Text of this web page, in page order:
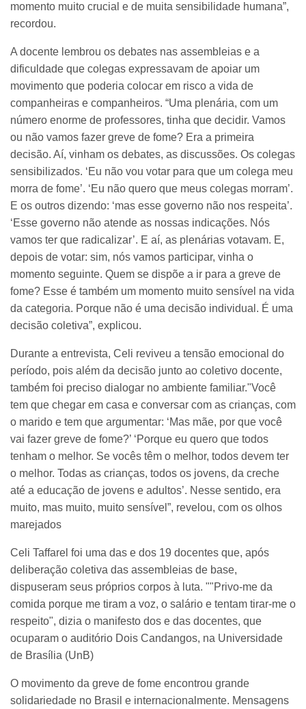
momento muito crucial e de muita sensibilidade humana”,
recordou.
A docente lembrou os debates nas assembleias e a
dificuldade que colegas expressavam de apoiar um
movimento que poderia colocar em risco a vida de
companheiras e companheiros. “Uma plenária, com um
número enorme de professores, tinha que decidir. Vamos
ou não vamos fazer greve de fome? Era a primeira
decisão. Aí, vinham os debates, as discussões. Os colegas
sensibilizados. ‘Eu não vou votar para que um colega meu
morra de fome’. ‘Eu não quero que meus colegas morram’.
E os outros dizendo: ‘mas esse governo não nos respeita’.
‘Esse governo não atende as nossas indicações. Nós
vamos ter que radicalizar’. E aí, as plenárias votavam. E,
depois de votar: sim, nós vamos participar, vinha o
momento seguinte. Quem se dispõe a ir para a greve de
fome? Esse é também um momento muito sensível na vida
da categoria. Porque não é uma decisão individual. É uma
decisão coletiva”, explicou.
Durante a entrevista, Celi reviveu a tensão emocional do
período, pois além da decisão junto ao coletivo docente,
também foi preciso dialogar no ambiente familiar."Você
tem que chegar em casa e conversar com as crianças, com
o marido e tem que argumentar: ‘Mas mãe, por que você
vai fazer greve de fome?’ ‘Porque eu quero que todos
tenham o melhor. Se vocês têm o melhor, todos devem ter
o melhor. Todas as crianças, todos os jovens, da creche
até a educação de jovens e adultos’. Nesse sentido, era
muito, mas muito, muito sensível”, revelou, com os olhos
marejados
Celi Taffarel foi uma das e dos 19 docentes que, após
deliberação coletiva das assembleias de base,
dispuseram seus próprios corpos à luta. ""Privo-me da
comida porque me tiram a voz, o salário e tentam tirar-me o
respeito", dizia o manifesto dos e das docentes, que
ocuparam o auditório Dois Candangos, na Universidade
de Brasília (UnB)
O movimento da greve de fome encontrou grande
solidariedade no Brasil e internacionalmente. Mensagens